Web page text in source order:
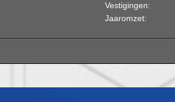
Vestigingen:
Jaaromzet: